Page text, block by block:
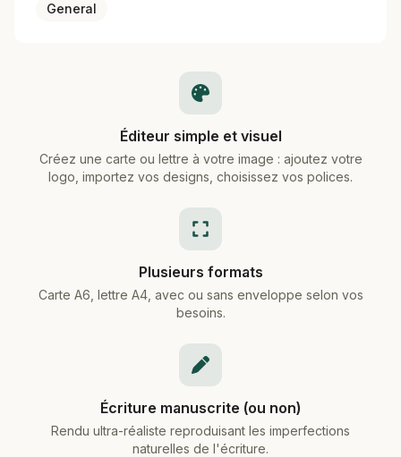
General
Éditeur simple et visuel
Créez une carte ou lettre à votre image : ajoutez votre
logo, importez vos designs, choisissez vos polices.
Plusieurs formats
Carte A6, lettre A4, avec ou sans enveloppe selon vos
besoins.
Écriture manuscrite (ou non)
Rendu ultra-réaliste reproduisant les imperfections
naturelles de l'écriture.